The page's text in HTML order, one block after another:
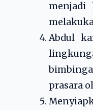
menjadi
Abdul
prasara